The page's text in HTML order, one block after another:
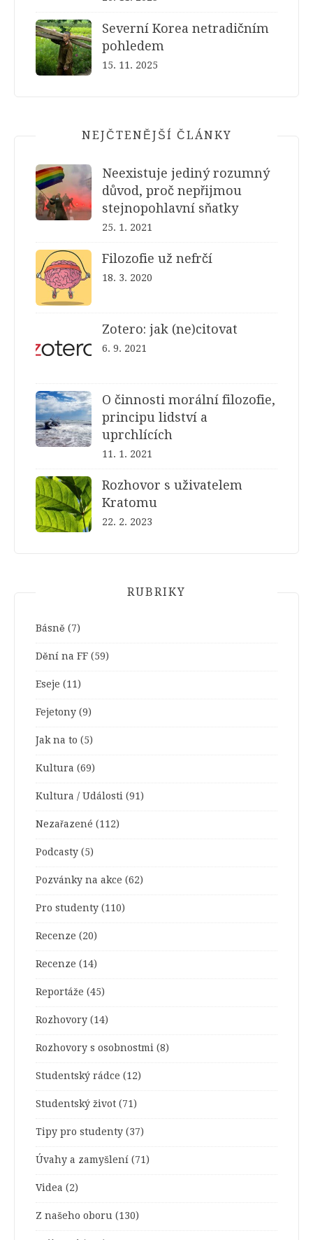
Severní Korea netradičním
pohledem
15. 11. 2025
NEJČTENĚJŠÍ ČLÁNKY
Neexistuje jediný rozumný
důvod, proč nepřijmou
stejnopohlavní sňatky
25. 1. 2021
Filozofie už nefrčí
18. 3. 2020
Zotero: jak (ne)citovat
6. 9. 2021
O činnosti morální filozofie,
principu lidství a
uprchlících
11. 1. 2021
Rozhovor s uživatelem
Kratomu
22. 2. 2023
RUBRIKY
Básně (7)
Dění na FF (59)
Eseje (11)
Fejetony (9)
Jak na to (5)
Kultura (69)
Kultura / Události (91)
Nezařazené (112)
Podcasty (5)
Pozvánky na akce (62)
Pro studenty (110)
Recenze (20)
Recenze (14)
Reportáže (45)
Rozhovory (14)
Rozhovory s osobnostmi (8)
Studentský rádce (12)
Studentský život (71)
Tipy pro studenty (37)
Úvahy a zamyšlení (71)
Videa (2)
Z našeho oboru (130)